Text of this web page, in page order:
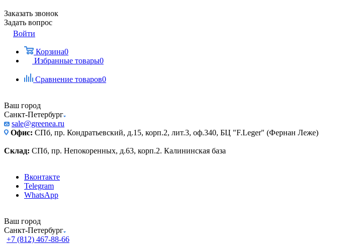
Заказать звонок
Задать вопрос
Войти
Корзина0
Избранные товары0
Сравнение товаров0
Ваш город
Санкт-Петербург
sale@greenea.ru
Офис: СПб, пр. Кондратьевский, д.15, корп.2, лит.3, оф.340, БЦ "F.Leger" (Фернан Леже)
Склад: СПб, пр. Непокоренных, д.63, корп.2. Калининская база
Вконтакте
Telegram
WhatsApp
Ваш город
Санкт-Петербург
+7 (812) 467-88-66